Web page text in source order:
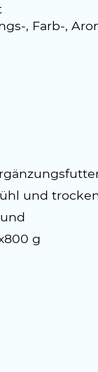
, Farb-,
und
g